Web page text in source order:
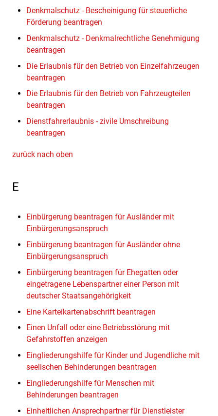
Denkmalschutz - Bescheinigung für steuerliche
Förderung beantragen
Denkmalschutz - Denkmalrechtliche Genehmigung
beantragen
Die Erlaubnis für den Betrieb von Einzelfahrzeugen
beantragen
Die Erlaubnis für den Betrieb von Fahrzeugteilen
beantragen
Dienstfahrerlaubnis - zivile Umschreibung
beantragen
zurück nach oben
E
Einbürgerung beantragen für Ausländer mit
Einbürgerungsanspruch
Einbürgerung beantragen für Ausländer ohne
Einbürgerungsanspruch
Einbürgerung beantragen für Ehegatten oder
eingetragene Lebenspartner einer Person mit
deutscher Staatsangehörigkeit
Eine Karteikartenabschrift beantragen
Einen Unfall oder eine Betriebsstörung mit
Gefahrstoffen anzeigen
Eingliederungshilfe für Kinder und Jugendliche mit
seelischen Behinderungen beantragen
Eingliederungshilfe für Menschen mit
Behinderungen beantragen
Einheitlichen Ansprechpartner für Dienstleister